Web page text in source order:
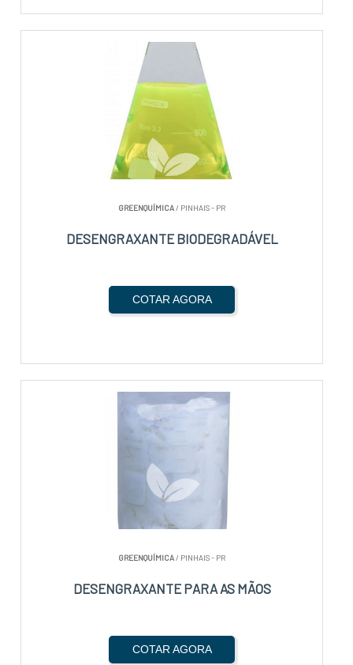
GREENQUÍMICA/ PINHAIS - PR
DESENGRAXANTE BIODEGRADÁVEL
COTAR AGORA
GREENQUÍMICA/ PINHAIS - PR
DESENGRAXANTE PARA AS MÃOS
COTAR AGORA